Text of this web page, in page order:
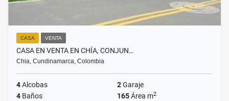
CASA VENTA
CASA EN VENTA EN CHÍA, CONJUN…
Chia, Cundinamarca, Colombia
4Alcobas 2Garaje
4 Baños 165Área m2